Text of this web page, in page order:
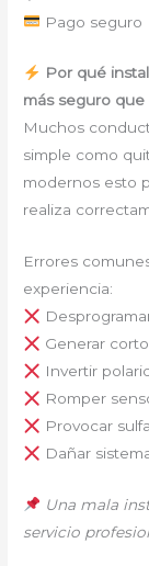
Pago seguro
Por qué
más seguro
Muchos
simple como
modernos esto
realiza
Errores
experiencia:
Generar
Invertir
Romper
Provocar
Dañar
Una mala
servicio